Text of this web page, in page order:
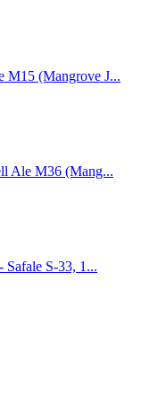
(Mangrove J...
Ale M36 (Mang...
S-33, 1...